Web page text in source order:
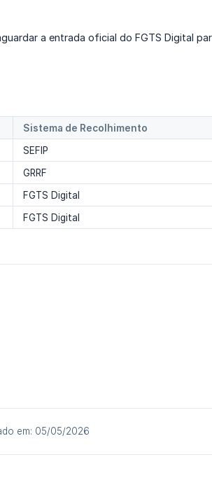
a entrada oficial do FGTS Digital
Sistema de Recolhimento
SEFIP
GRRF
FGTS Digital
FGTS Digital
em: 05/05/2026